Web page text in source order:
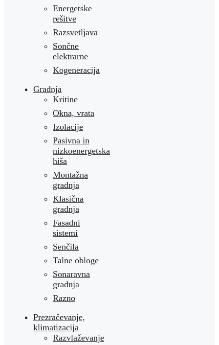
Energetske
rešitve
Razsvetljava
Sončne
elektrarne
Kogeneracija
Gradnja
Kritine
Okna, vrata
Izolacije
Pasivna in
nizkoenergetska
hiša
Montažna
gradnja
Klasična
gradnja
Fasadni
sistemi
Senčila
Talne obloge
Sonaravna
gradnja
Razno
Prezračevanje,
klimatizacija
Razvlaževanje